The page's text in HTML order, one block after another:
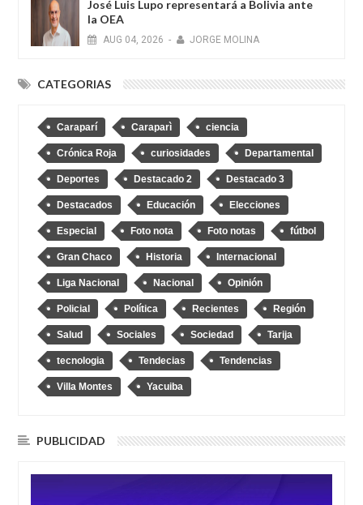
José Luis Lupo representará a Bolivia ante
la OEA
AUG 04, 2026 - JORGE MOLINA
CATEGORIAS
Caraparí Caraparì ciencia
Crónica Roja curiosidades Departamental
Deportes Destacado 2 Destacado 3
Destacados Educación Elecciones
Especial Foto nota Foto notas fútbol
Gran Chaco Historia Internacional
Liga Nacional Nacional Opinión
Policial Política Recientes Región
Salud Sociales Sociedad Tarija
tecnologia Tendecias Tendencias
Villa Montes Yacuiba
PUBLICIDAD